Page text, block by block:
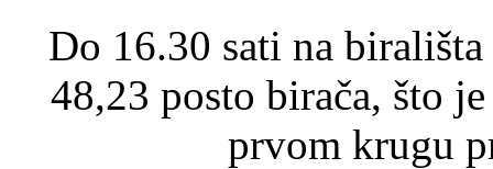
Do 16.30 sati na
48,23 posto birača, što
prvom krugu